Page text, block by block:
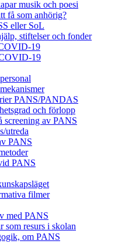
musik och poesi
få som anhörig?
eller SoL
stiftelser och fonder
19
19
PANS/PANDAS
och förlopp
screening av PANS
utreda
PANS
PANS
filmer
med PANS
som resurs i skolan
om PANS